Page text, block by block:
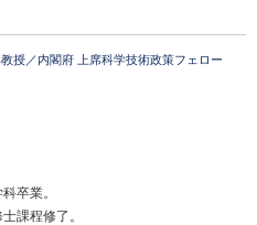
授／内閣府 上席科学技術政策フェロー
卒業。
課程修了。